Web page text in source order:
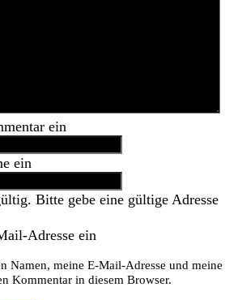
ein
ein
Bitte gebe eine gültige Adresse
Adresse ein
Namen, meine E-Mail-Adresse und meine
Kommentar in diesem Browser.